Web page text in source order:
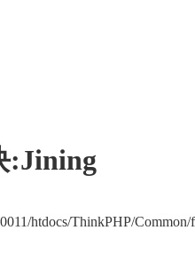
:Jining
htdocs/ThinkPHP/